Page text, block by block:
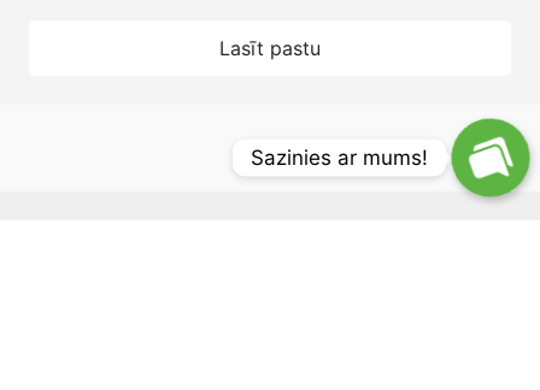
Lasīt pastu
Sazinies ar mums!